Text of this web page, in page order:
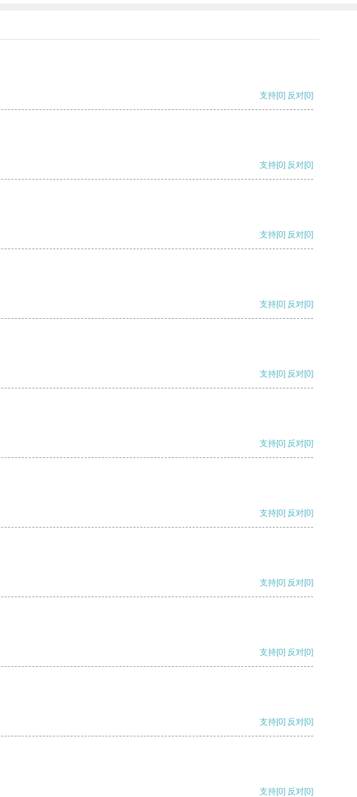
支持[0] 反对[0]
支持[0] 反对[0]
支持[0] 反对[0]
支持[0] 反对[0]
支持[0] 反对[0]
支持[0] 反对[0]
支持[0] 反对[0]
支持[0] 反对[0]
支持[0] 反对[0]
支持[0] 反对[0]
支持[0] 反对[0]